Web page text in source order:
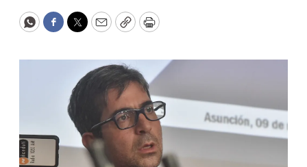
WhatsApp
Facebook
Twitter
EmailCopyPrint